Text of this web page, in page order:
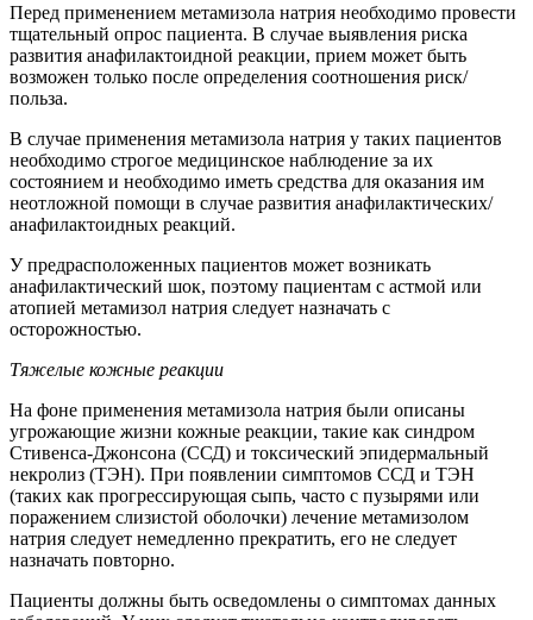
Перед применением метамизола натрия необходимо провести
тщательный опрос пациента. В случае выявления риска
развития анафилактоидной реакции, прием может быть
возможен только после определения соотношения риск/
польза.
В случае применения метамизола натрия у таких пациентов
необходимо строгое медицинское наблюдение за их
состоянием и необходимо иметь средства для оказания им
неотложной помощи в случае развития анафилактических/
анафилактоидных реакций.
У предрасположенных пациентов может возникать
анафилактический шок, поэтому пациентам с астмой или
атопией метамизол натрия следует назначать с
осторожностью.
Тяжелые кожные реакции
На фоне применения метамизола натрия были описаны
угрожающие жизни кожные реакции, такие как синдром
Стивенса-Джонсона (ССД) и токсический эпидермальный
некролиз (ТЭН). При появлении симптомов ССД и ТЭН
(таких как прогрессирующая сыпь, часто с пузырями или
поражением слизистой оболочки) лечение метамизолом
натрия следует немедленно прекратить, его не следует
назначать повторно.
Пациенты должны быть осведомлены о симптомах данных